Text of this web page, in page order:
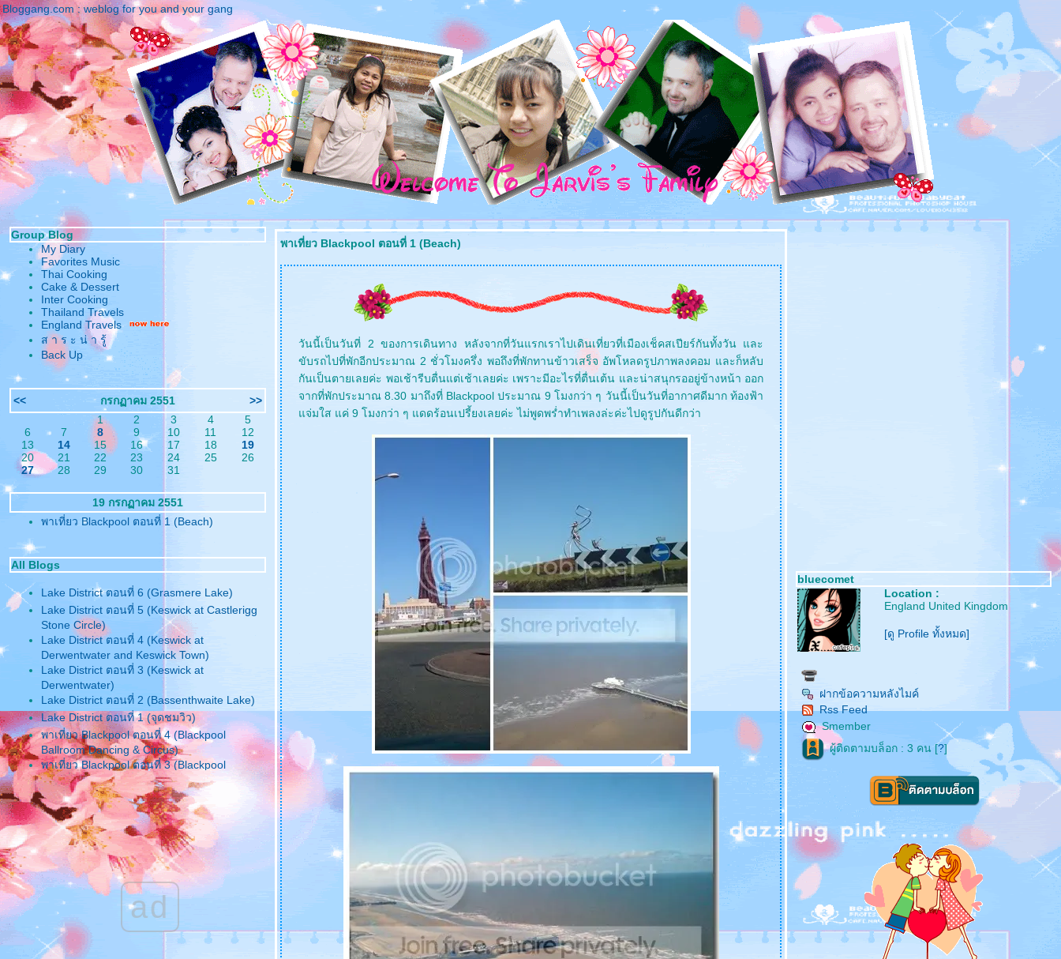
Bloggang.com : weblog for you and your gang
Group Blog
My Diary
Favorites Music
Thai Cooking
Cake & Dessert
Inter Cooking
Thailand Travels
England Travels
ส า ร ะ น่ า รู้
Back Up
<< กรกฏาคม 2551
>>
1
2 3 4
5
6
7 8 9 10 11
12
13
14 15 16 17 18
19
20
21 22 23 24 25
26
27
28 29 30 31
19 กรกฏาคม 2551
พาเที่ยว Blackpool ตอนที่ 1 (Beach)
All Blogs
Lake District ตอนที่ 6 (Grasmere Lake)
Lake District ตอนที่ 5 (Keswick at Castlerigg
Stone Circle)
Lake District ตอนที่ 4 (Keswick at
Derwentwater and Keswick Town)
Lake District ตอนที่ 3 (Keswick at
Derwentwater)
Lake District ตอนที่ 2 (Bassenthwaite Lake)
Lake District ตอนที่ 1 (จุดชมวิว)
พาเที่ยว Blackpool ตอนที่ 4 (Blackpool
Ballroom Dancing & Circus)
พาเที่ยว Blackpool ตอนที่ 3 (Blackpool
Aquarium & Jurasic)
พาเที่ยว Blackpool ตอนที่ 2 (Blackpool Tower)
พาเที่ยว Blackpool ตอนที่ 1 (Beach)
เที่ยวเมือง Shakespeare ตอนที่ 6 (Mary
Arden's House & Palmer's Farm)
เที่ยวเมือง Shakespeare ตอนที่ 5 (Anne
Hathaway's Cottage)
เที่ยวเมือง Shakespeare ตอนที่ 4 (Hall's Croft)
เที่ยวเมือง Shakespeare ตอนที่ 3 (Nash's
House and New Place)
เที่ยวเมือง Shakespeare ตอนที่ 2
(Shakespeare Birth Place)
ad
พาเที่ยว Blackpool ตอนที่ 1 (Beach)
วันนี้เป็นวันที่ 2 ของการเดินทาง หลังจากที่วันแรกเราไปเดินเที่ยวที่เมืองเช็คสเปียร์กันทั้งวัน และ
ขับรถไปที่พักอีกประมาณ 2 ชั่วโมงครึ่ง พอถึงที่พักทานข้าวเสร็จ อัพโหลดรูปภาพลงคอม และก็หลับ
กันเป็นตายเลยค่ะ พอเช้ารีบตื่นแต่เช้าเลยค่ะ เพราะมีอะไรที่ตื่นเต้น และน่าสนุกรออยู่ข้างหน้า ออก
จากที่พักประมาณ 8.30 มาถึงที่ Blackpool ประมาณ 9 โมงกว่า ๆ วันนี้เป็นวันที่อากาศดีมาก ท้องฟ้า
จ่มใส แค่ 9 โมงกว่า ๆ แดดร้อนเปรี้ยงเลยค่ะ ไม่พูดพร่ำทำเพลงล่ะค่ะไปดูรูปกันดีกว่า
bluecomet
Location :
England United Kingdom
[ดู Profile ทั้งหมด]
ฝากข้อความหลังไมค์
Rss Feed
Smember
ผู้ติดตามบล็อก : 3 คน [?]